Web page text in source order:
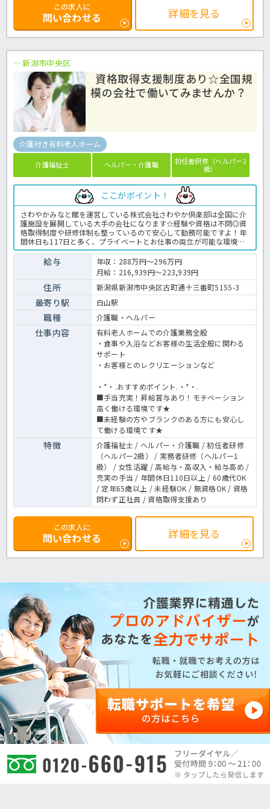
この求人に
問い合わせる 詳細を見る
新潟市中央区
資格取得支援制度あり☆全国規
模の会社で働いてみませんか？
介護付き有料老人ホーム
介護福祉士 ヘルパー・介護職
初任者研修（ヘルパー2
級）
ここがポイント！
さわやかみなと館を運営している株式会社さわやか倶楽部は全国に介
護施設を展開している大手の会社になります☆経験や資格は不問◎資
格取得制度や研修体制も整っているので安心して勤務可能ですよ！年
間休日も117日と多く、プライベートとお仕事の両立が可能な環境に
なります☆定年が65歳で長く勤務することも可能で、65歳以降も条件
面は変わらずに働けるので安心の職場です〇求人が気になる方は是非
ほっ介護までお問い合わせください！有料老人ホームでの介護業務全
般です。＜介護職 正職員 有料老人ホームの求人＞
給与
年収：288万円～296万円
月給：216,939円～223,939円
住所 新潟県新潟市中央区古町通十三番町5155-3
最寄り駅 白山駅
職種 介護職・ヘルパー
仕事内容
有料老人ホームでの介護業務全般
・食事や入浴などお客様の生活全般に関わる
サポート
・お客様とのレクリエーションなど
・*・.おすすめポイント.・*・.
■手当充実！昇給賞与あり！モチベーション
高く働ける環境です★
■未経験の方やブランクのある方にも安心し
て働ける環境です★
特徴
介護福祉士 / ヘルパー・介護職 / 初任者研修
（ヘルパー2級） / 実務者研修（ヘルパー1
級） / 女性活躍 / 高給与・高収入・給与高め /
充実の手当 / 年間休日110日以上 / 60歳代OK
/ 定年65歳以上 / 未経験OK / 無資格OK / 資格
問わず正社員 / 資格取得支援あり
この求人に
問い合わせる 詳細を見る